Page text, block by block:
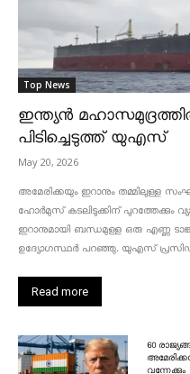
Top News
ഇന്ത്യൻ
പിടിച്ചെടുത്ത് യുഎസ്
May 20, 2026
അമേരിക്കയും ഇറാനും തമ്മിലുള്ള
ഹോർമുസ് കടലിടുക്കിന് പുറത്തേക്കും
ഇറാനുമായി ബന്ധമുള്ള ഒരു എണ്ണ
ഉദ്യോഗസ്ഥർ പറഞ്ഞു. യുഎസ്
Read more
60
വന്നേക്കും